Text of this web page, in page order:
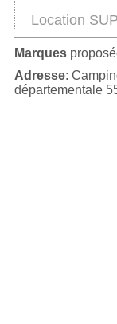
Location
Marques
Adresse:
départementale